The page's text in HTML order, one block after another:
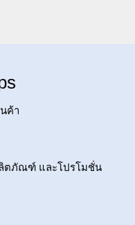
ค้า
ลิตภัณฑ์ และโปรโมชั่น